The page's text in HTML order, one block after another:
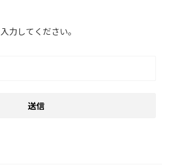
力してください。